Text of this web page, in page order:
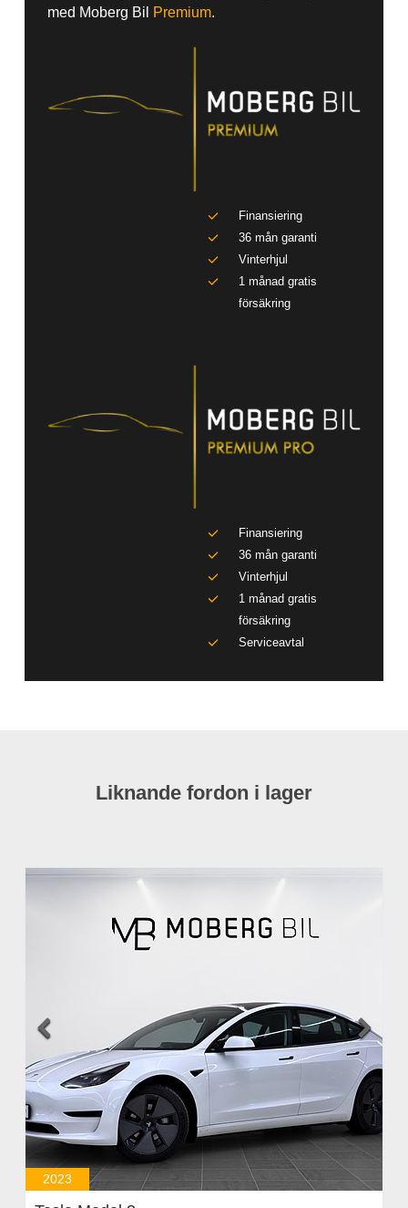
med Moberg Bil
Premium.
Finansiering
36 mån garanti
Vinterhjul
1 månad gratis
försäkring
Finansiering
36 mån garanti
Vinterhjul
1 månad gratis
försäkring
Serviceavtal
Liknande fordon i lager
 
2023